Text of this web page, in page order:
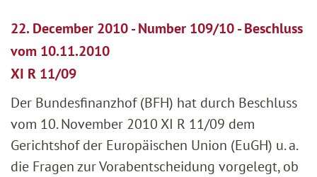
22. December 2010 - Number 109/10 - Beschluss
vom 10.11.2010
XI R 11/09
Der Bundesfinanzhof (BFH) hat durch Beschluss
vom 10. November 2010 XI R 11/09 dem
Gerichtshof der Europäischen Union (EuGH) u. a.
die Fragen zur Vorabentscheidung vorgelegt, ob